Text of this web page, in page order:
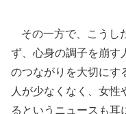
その一方で、こうし
ず、心身の調子を崩す
のつながりを大切にす
人が少なくなく、女性
るというニュースも耳